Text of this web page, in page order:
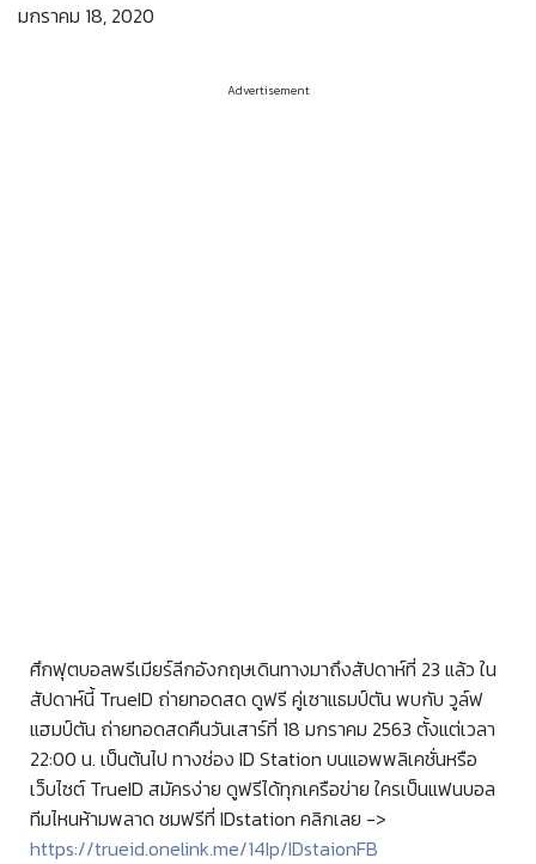
มกราคม 18, 2020
Advertisement
ศึกฟุตบอลพรีเมียร์ลีกอังกฤษเดินทางมาถึงสัปดาห์ที่ 23 แล้ว ใน
สัปดาห์นี้ TrueID ถ่ายทอดสด ดูฟรี คู่เซาแธมป์ตัน พบกับ วูล์ฟ
แฮมป์ตัน ถ่ายทอดสดคืนวันเสาร์ที่ 18 มกราคม 2563 ตั้งแต่เวลา
22:00 น. เป็นต้นไป ทางช่อง ID Station บนแอพพลิเคชั่นหรือ
เว็บไซต์ TrueID สมัครง่าย ดูฟรีได้ทุกเครือข่าย ใครเป็นแฟนบอล
ทีมไหนห้ามพลาด ชมฟรีที่ IDstation คลิกเลย ->
https://trueid.onelink.me/14Ip/IDstaionFB